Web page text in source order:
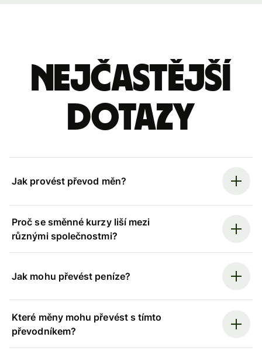
Nejčastější
dotazy
Jak provést převod měn?
Proč se směnné kurzy liší mezi
různými společnostmi?
Jak mohu převést peníze?
Které měny mohu převést s tímto
převodníkem?